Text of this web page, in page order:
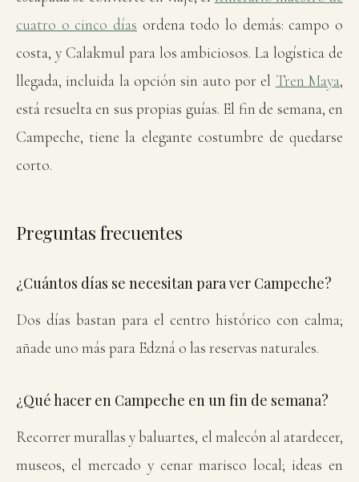
cuatro o cinco días ordena todo lo demás: campo o
costa, y Calakmul para los ambiciosos. La logística de
llegada, incluida la opción sin auto por el Tren Maya,
está resuelta en sus propias guías. El fin de semana, en
Campeche, tiene la elegante costumbre de quedarse
corto.
Preguntas frecuentes
¿Cuántos días se necesitan para ver Campeche?
Dos días bastan para el centro histórico con calma;
añade uno más para Edzná o las reservas naturales.
¿Qué hacer en Campeche en un fin de semana?
Recorrer murallas y baluartes, el malecón al atardecer,
museos, el mercado y cenar marisco local; ideas en